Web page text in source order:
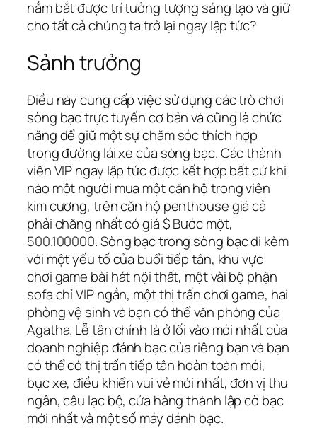
nắm bắt được trí tưởng tượng sáng tạo và giữ
cho tất cả chúng ta trở lại ngay lập tức?
Sảnh trưởng
Điều này cung cấp việc sử dụng các trò chơi
sòng bạc trực tuyến cơ bản và cũng là chức
năng để giữ một sự chăm sóc thích hợp
trong đường lái xe của sòng bạc. Các thành
viên VIP ngay lập tức được kết hợp bất cứ khi
nào một người mua một căn hộ trong viên
kim cương, trên căn hộ penthouse giá cả
phải chăng nhất có giá $ Bước một,
500.100000. Sòng bạc trong sòng bạc đi kèm
với một yếu tố của buổi tiếp tân, khu vực
chơi game bài hát nội thất, một vài bộ phận
sofa chỉ VIP ngắn, một thị trấn chơi game, hai
phòng vệ sinh và bạn có thể văn phòng của
Agatha. Lễ tân chính là ở lối vào mới nhất của
doanh nghiệp đánh bạc của riêng bạn và bạn
có thể có thị trấn tiếp tân hoàn toàn mới,
bục xe, điều khiển vui vẻ mới nhất, đơn vị thu
ngân, câu lạc bộ, cửa hàng thành lập cờ bạc
mới nhất và một số máy đánh bạc.